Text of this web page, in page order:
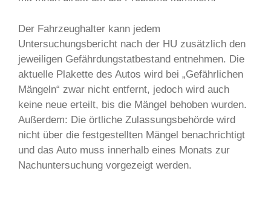
Der Fahrzeughalter kann jedem
Untersuchungsbericht nach der HU zusätzlich den
jeweiligen Gefährdungstatbestand entnehmen. Die
aktuelle Plakette des Autos wird bei „Gefährlichen
Mängeln“ zwar nicht entfernt, jedoch wird auch
keine neue erteilt, bis die Mängel behoben wurden.
Außerdem: Die örtliche Zulassungsbehörde wird
nicht über die festgestellten Mängel benachrichtigt
und das Auto muss innerhalb eines Monats zur
Nachuntersuchung vorgezeigt werden.